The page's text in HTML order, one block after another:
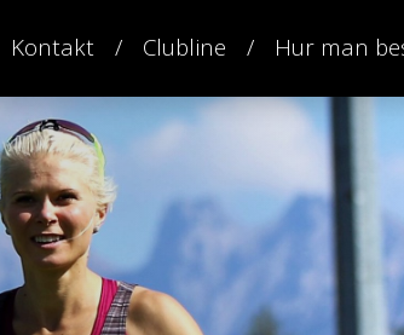
Kontakt Clubline Hur man